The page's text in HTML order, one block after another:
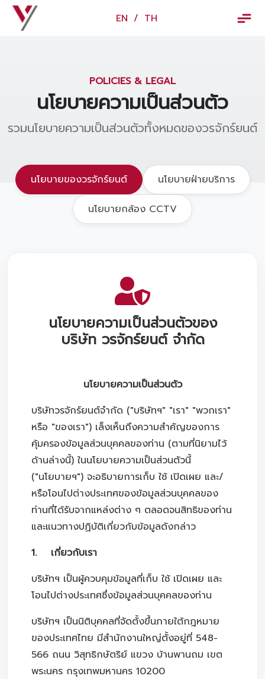
EN / TH ×
เกี่ยวกับเรา
ปฏิทินกิจกรรมและวันหยุด
สินค้าและบริการ
รุ่นรถ
ศูนย์บริการและอะไหล่
โปรโมชั่นบริการหลังการขาย
สาขาของเรา
ติดต่อเราและนัดหมาย
POLICIES & LEGAL
นโยบายความเป็นส่วนตัว
รวมนโยบายความเป็นส่วนตัวทั้งหมดของวรจักร์ยนต์
นโยบายของวรจักร์ยนต์ นโยบายฝ่ายบริการ
นโยบายกล้อง CCTV
นโยบายความเป็นส่วนตัวของ
บริษัท วรจักร์ยนต์ จำกัด
นโยบายความเป็นส่วนตัว
บริษัทวรจักร์ยนต์จำกัด ("บริษัทฯ" "เรา" "พวกเรา"
หรือ "ของเรา") เล็งเห็นถึงความสำคัญของการ
คุ้มครองข้อมูลส่วนบุคคลของท่าน (ตามที่นิยามไว้
ด้านล่างนี้) ในนโยบายความเป็นส่วนตัวนี้
("นโยบายฯ") จะอธิบายการเก็บ ใช้ เปิดเผย และ/
หรือโอนไปต่างประเทศของข้อมูลส่วนบุคคลของ
ท่านที่ได้รับจากแหล่งต่าง ๆ ตลอดจนสิทธิของท่าน
และแนวทางปฏิบัติเกี่ยวกับข้อมูลดังกล่าว
1. เกี่ยวกับเรา
บริษัทฯ เป็นผู้ควบคุมข้อมูลที่เก็บ ใช้ เปิดเผย และ
โอนไปต่างประเทศซึ่งข้อมูลส่วนบุคคลของท่าน
บริษัทฯ เป็นนิติบุคคลที่จัดตั้งขึ้นภายใต้กฎหมาย
ของประเทศไทย มีสำนักงานใหญ่ตั้งอยู่ที่ 548-
566 ถนน วิสุทธิกษัตริย์ แขวง บ้านพานถม เขต
พระนคร กรุงเทพมหานคร 10200